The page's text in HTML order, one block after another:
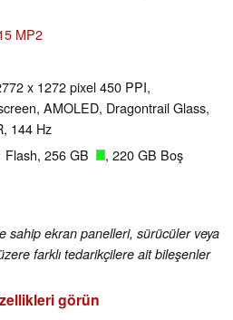
MP2
x 1272 pixel 450 PPI,
AMOLED, Dragontrail Glass,
144 Hz
256 GB , 220 GB Boş
sahip ekran panelleri, sürücüler veya
farklı tedarikçilere ait bileşenler
görün